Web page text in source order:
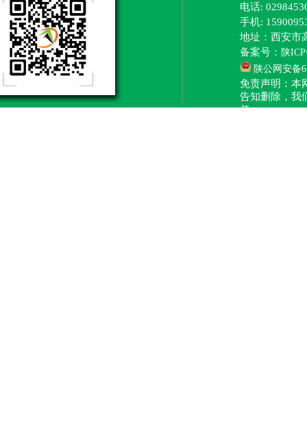
电话:
手机:
地址：西安市
备案号： 陕
陕公网安备
免责声明：本
告知删除，我
任。